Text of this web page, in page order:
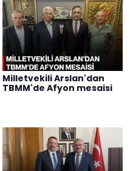
Milletvekili Arslan'dan
TBMM'de Afyon mesaisi